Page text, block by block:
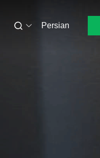
Persian